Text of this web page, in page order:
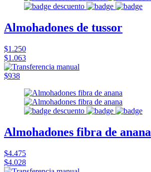
Almohadones de tussor
$1.250
$1.063
$938
Almohadones fibra de anana
$4.475
$4.028